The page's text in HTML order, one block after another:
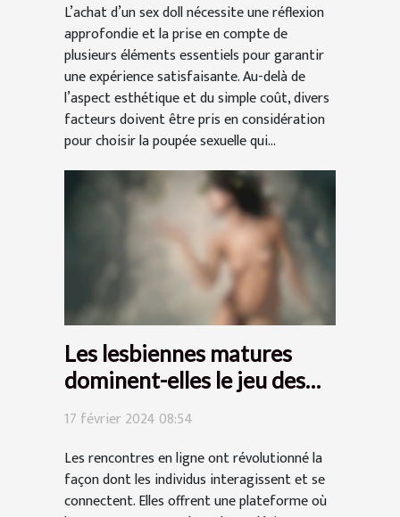
L’achat d’un sex doll nécessite une réflexion
approfondie et la prise en compte de
plusieurs éléments essentiels pour garantir
une expérience satisfaisante. Au-delà de
l’aspect esthétique et du simple coût, divers
facteurs doivent être pris en considération
pour choisir la poupée sexuelle qui...
Les lesbiennes matures
dominent-elles le jeu des
rencontres en ligne pour les
17 février 2024 08:54
Les rencontres en ligne ont révolutionné la
façon dont les individus interagissent et se
connectent. Elles offrent une plateforme où